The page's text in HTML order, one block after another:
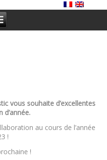
vous souhaite d’excellentes
d’année.
au cours de l’année
!
!